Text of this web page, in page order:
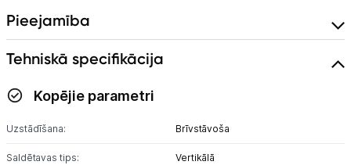
Pieejamība
Tehniskā specifikācija
Kopējie parametri
Uzstādīšana: Brīvstāvoša
Saldētavas tips: Vertikālā